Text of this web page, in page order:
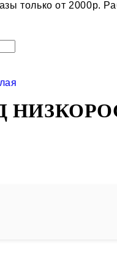
только от 2000р.